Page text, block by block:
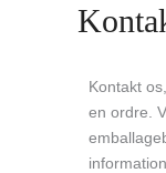
Kontakt
en ordre.